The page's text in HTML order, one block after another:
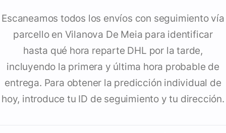
Escaneamos todos los envíos con seguimiento vía
parcello en Vilanova De Meia para identificar
hasta qué hora reparte DHL por la tarde,
incluyendo la primera y última hora probable de
entrega. Para obtener la predicción individual de
hoy, introduce tu ID de seguimiento y tu dirección.